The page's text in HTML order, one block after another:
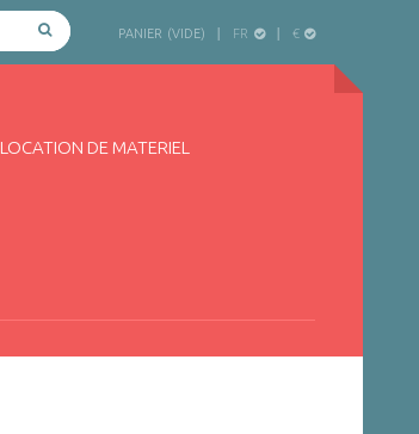
€
FR
PANIER (VIDE)
LOCATION DE MATERIEL